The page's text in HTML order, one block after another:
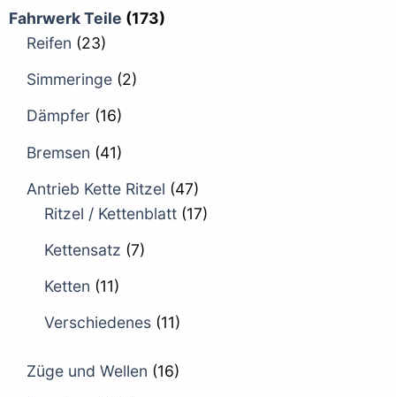
Fahrwerk Teile (173)
Reifen (23)
Simmeringe (2)
Dämpfer (16)
Bremsen (41)
Antrieb Kette Ritzel (47)
Ritzel / Kettenblatt (17)
Kettensatz (7)
Ketten (11)
Verschiedenes (11)
Züge und Wellen (16)